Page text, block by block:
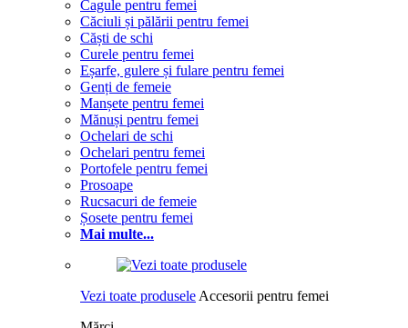
Cagule pentru femei
Căciuli și pălării pentru femei
Căști de schi
Curele pentru femei
Eșarfe, gulere și fulare pentru femei
Genți de femeie
Manșete pentru femei
Mănuși pentru femei
Ochelari de schi
Ochelari pentru femei
Portofele pentru femei
Prosoape
Rucsacuri de femeie
Șosete pentru femei
Mai multe...
Vezi toate produsele Accesorii pentru femei